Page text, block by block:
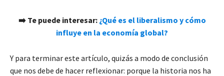
➡️ Te puede interesar: ¿Qué es el liberalismo y cómo
influye en la economía global?
Y para terminar este artículo, quizás a modo de conclusión
que nos debe de hacer reflexionar: porque la historia nos ha